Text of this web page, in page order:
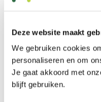
Deze website maakt
We gebruiken cookies
personaliseren en om
Je gaat akkoord met
blijft gebruiken.
Meer over onze
Stel uw vraag over